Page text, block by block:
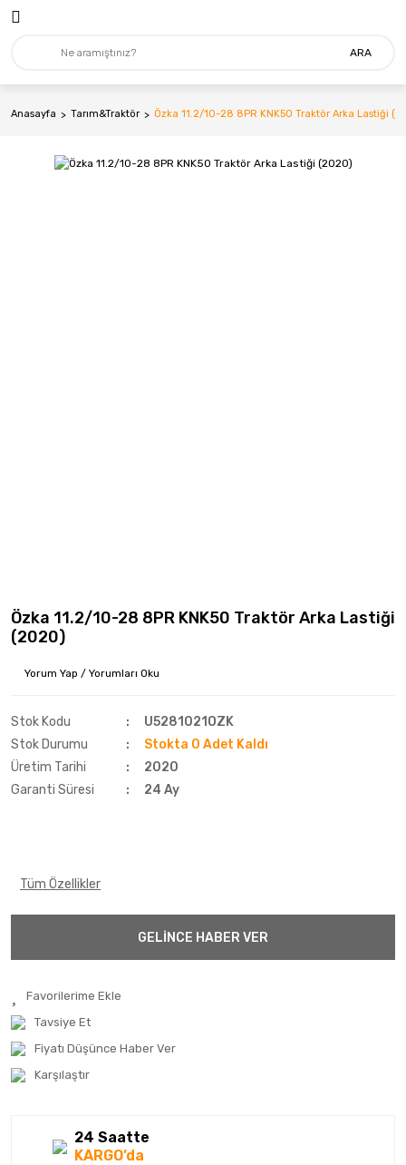
ARA
Anasayfa Tarım&Traktör Özka 11.2/10-28 8PR KNK50 Traktör Arka Lastiği
Özka 11.2/10-28 8PR KNK50 Traktör Arka Lastiği
(2020)
Yorum Yap / Yorumları Oku
Stok Kodu
U5281021OZK
Stok Durumu
Stokta 0 Adet Kaldı
Üretim Tarihi
2020
Garanti Süresi
24 Ay
Tüm Özellikler
GELİNCE HABER VER
Tavsiye Et
Fiyatı Düşünce Haber Ver
Karşılaştır
24 Saatte
KARGO’da